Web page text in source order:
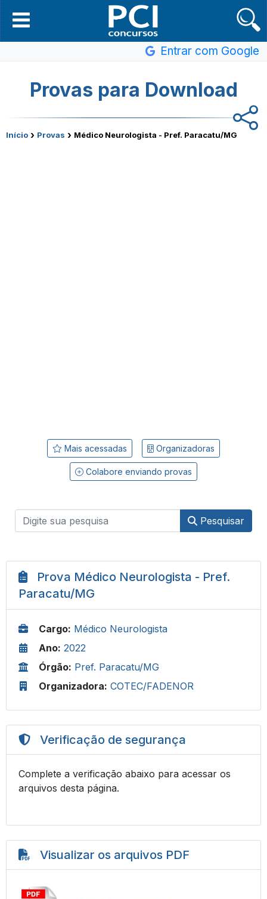
Entrar com Google
Provas para Download
Início › Provas › Médico Neurologista - Pref. Paracatu/MG
Mais acessadas Organizadoras
Colabore enviando provas
Pesquisar
Prova Médico Neurologista - Pref.
Paracatu/MG
Cargo: Médico Neurologista
Ano: 2022
Órgão: Pref. Paracatu/MG
Organizadora: COTEC/FADENOR
Verificação de segurança
Complete a verificação abaixo para acessar os
arquivos desta página.
Visualizar os arquivos PDF